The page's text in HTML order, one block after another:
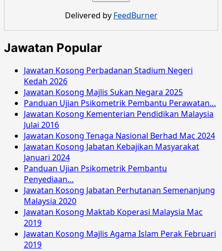
Alam
Oktober
2016
Delivered by FeedBurner
Jawatan Popular
Jawatan Kosong Perbadanan Stadium Negeri
Kedah 2026
Jawatan Kosong Majlis Sukan Negara 2025
Panduan Ujian Psikometrik Pembantu Perawatan…
Jawatan Kosong Kementerian Pendidikan Malaysia
Julai 2016
Jawatan Kosong Tenaga Nasional Berhad Mac 2024
Jawatan Kosong Jabatan Kebajikan Masyarakat
Januari 2024
Panduan Ujian Psikometrik Pembantu
Penyediaan…
Jawatan Kosong Jabatan Perhutanan Semenanjung
Malaysia 2020
Jawatan Kosong Maktab Koperasi Malaysia Mac
2019
Jawatan Kosong Majlis Agama Islam Perak Februari
2019